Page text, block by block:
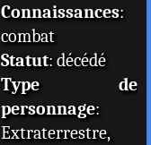
Connaissances:
combat
Statut: décédé
Type de
personnage:
Extraterrestre,